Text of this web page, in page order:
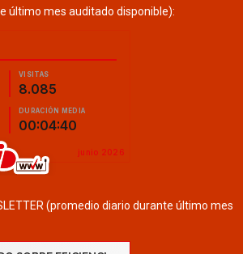
último mes auditado disponible):
(promedio diario durante último mes